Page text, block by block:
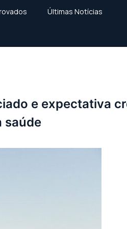
Últimas Notícias
e expectativa
saúde